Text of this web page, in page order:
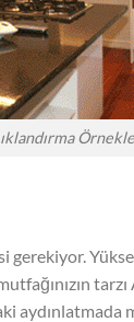
aydınlatmada